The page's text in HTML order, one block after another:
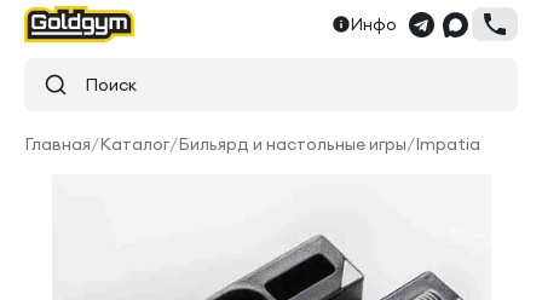
Инфо
Поиск
Главная/Каталог/Бильярд и настольные игры/Impatia